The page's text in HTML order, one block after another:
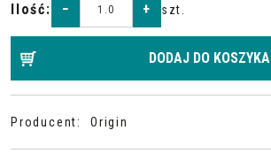
Ilość: − + szt.
DODAJ DO KOSZYKA
Producent: Origin